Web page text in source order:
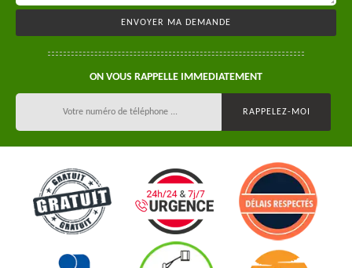
ON VOUS RAPPELLE IMMEDIATEMENT